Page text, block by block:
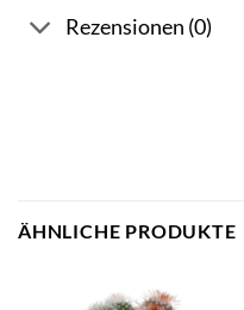
Rezensionen (0)
ÄHNLICHE PRODUKTE